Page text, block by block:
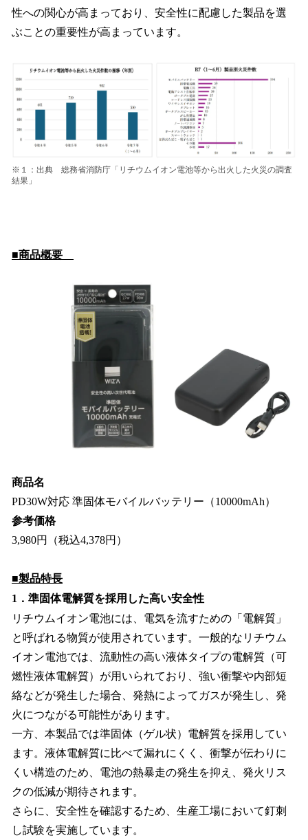
性への関心が高まっており、安全性に配慮した製品を選
ぶことの重要性が高まっています。
※１：出典 総務省消防庁「リチウムイオン電池等から出火した火災の調査
結果」
■商品概要
商品名
PD30W対応 準固体モバイルバッテリー（10000mAh）
参考価格
3,980円（税込4,378円）
■製品特長
1．準固体電解質を採用した高い安全性
リチウムイオン電池には、電気を流すための「電解質」
と呼ばれる物質が使用されています。一般的なリチウム
イオン電池では、流動性の高い液体タイプの電解質（可
燃性液体電解質）が用いられており、強い衝撃や内部短
絡などが発生した場合、発熱によってガスが発生し、発
火につながる可能性があります。
一方、本製品では準固体（ゲル状）電解質を採用してい
ます。液体電解質に比べて漏れにくく、衝撃が伝わりに
くい構造のため、電池の熱暴走の発生を抑え、発火リス
クの低減が期待されます。
さらに、安全性を確認するため、生産工場において釘刺
し試験を実施しています。